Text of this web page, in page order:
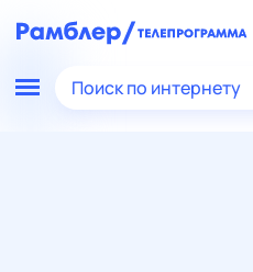
Поиск по интернету